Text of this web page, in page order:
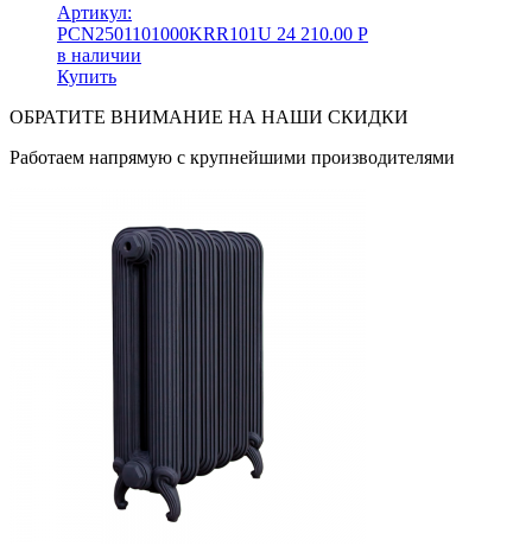
Артикул:
PCN2501101000KRR101U 24 210.00 Р
в наличии
Купить
ОБРАТИТЕ ВНИМАНИЕ НА НАШИ СКИДКИ
Работаем напрямую с крупнейшими производителями